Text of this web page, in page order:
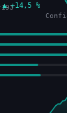
VAR.
−10,2 %
▲ +14,5 %